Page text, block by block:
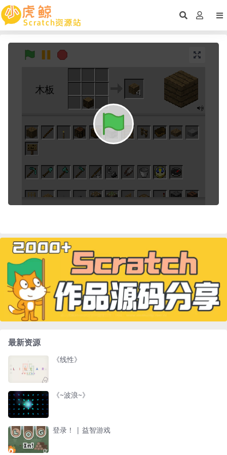
最新资源
《线性》
《~波浪~》
登录！ | 益智游戏